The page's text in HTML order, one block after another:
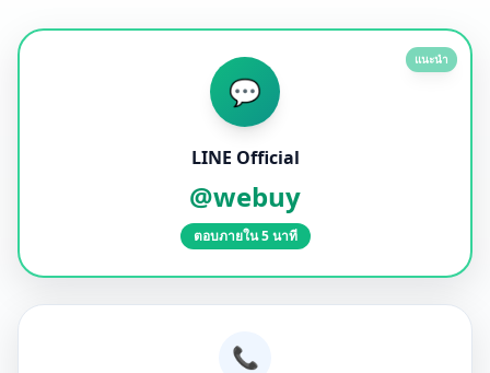
แนะนำ
💬
LINE Official
@webuy
ตอบภายใน 5 นาที
📞